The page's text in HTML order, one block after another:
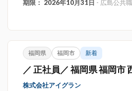
期限： 2026年10月31日 - 広島公共
福岡県 福岡市 新着
／ 正社員／ 福岡県 福岡市
株式会社アイグラン